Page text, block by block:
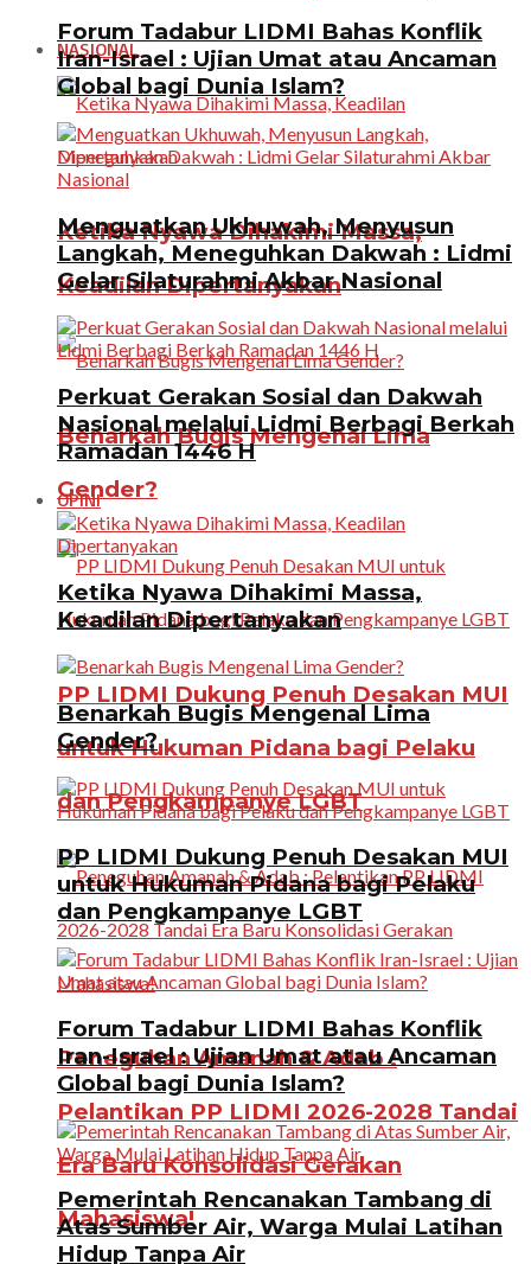
NASIONAL
Ketika Nyawa Dihakimi Massa,
Keadilan Dipertanyakan
Benarkah Bugis Mengenal Lima
Gender?
PP LIDMI Dukung Penuh Desakan MUI
untuk Hukuman Pidana bagi Pelaku
dan Pengkampanye LGBT
Peneguhan Amanah & Adab :
Pelantikan PP LIDMI 2026-2028 Tandai
Era Baru Konsolidasi Gerakan
Mahasiswa!
Forum Tadabur LIDMI Bahas Konflik
Iran-Israel : Ujian Umat atau Ancaman
Global bagi Dunia Islam?
Menguatkan Ukhuwah, Menyusun
Langkah, Meneguhkan Dakwah : Lidmi
Gelar Silaturahmi Akbar Nasional
Perkuat Gerakan Sosial dan Dakwah
Nasional melalui Lidmi Berbagi Berkah
Ramadan 1446 H
OPINI
Ketika Nyawa Dihakimi Massa,
Keadilan Dipertanyakan
Benarkah Bugis Mengenal Lima
Gender?
PP LIDMI Dukung Penuh Desakan MUI
untuk Hukuman Pidana bagi Pelaku
dan Pengkampanye LGBT
Forum Tadabur LIDMI Bahas Konflik
Iran-Israel : Ujian Umat atau Ancaman
Global bagi Dunia Islam?
Pemerintah Rencanakan Tambang di
Atas Sumber Air, Warga Mulai Latihan
Hidup Tanpa Air